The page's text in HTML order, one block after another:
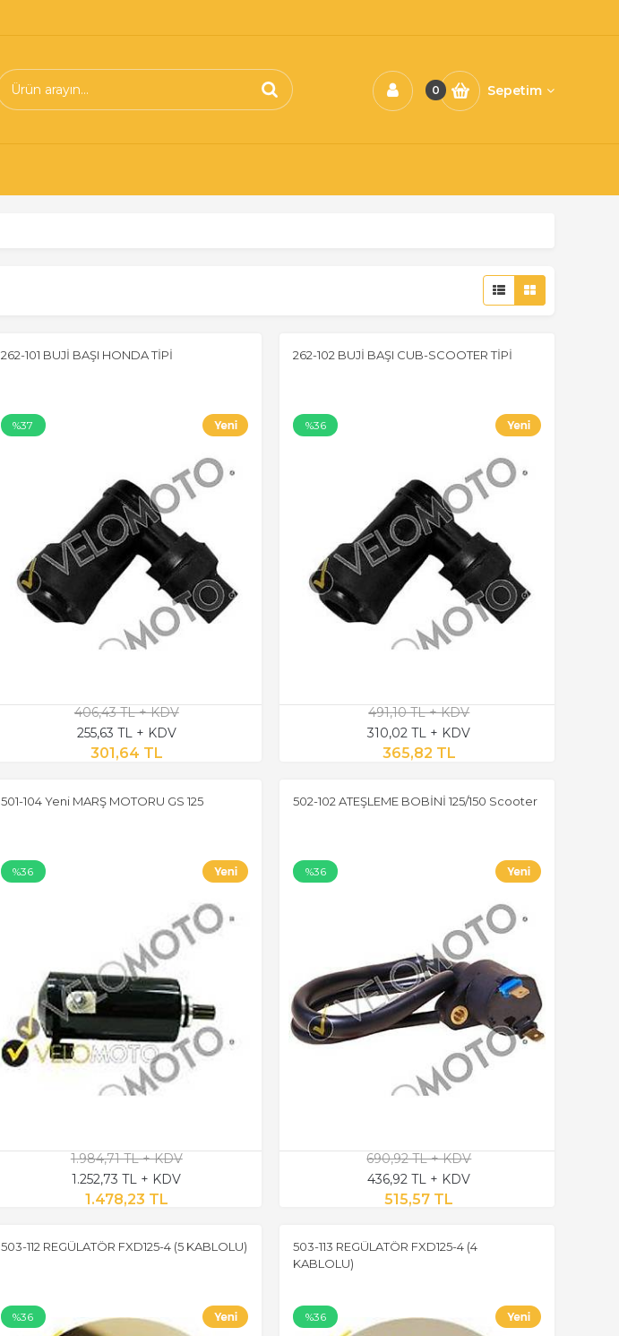
0 Sepetim
262-101 BUJİ BAŞI HONDA TİPİ
%37
406,43 TL + KDV
255,63 TL + KDV
301,64 TL
262-102 BUJİ BAŞI CUB-SCOOTER TİPİ
%36
491,10 TL + KDV
310,02 TL + KDV
365,82 TL
501-104 Yeni MARŞ MOTORU GS 125
%36
1.984,71 TL + KDV
1.252,73 TL + KDV
1.478,23 TL
502-102 ATEŞLEME BOBİNİ 125/150 Scooter
%36
690,92 TL + KDV
436,92 TL + KDV
515,57 TL
503-112 REGÜLATÖR FXD125-4 (5 KABLOLU)
%36
503-113 REGÜLATÖR FXD125-4 (4
KABLOLU)
%36